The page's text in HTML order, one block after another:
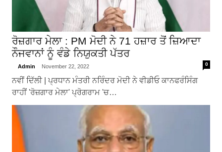
ਰੋਜ਼ਗਾਰ ਮੇਲਾ : PM ਮੋਦੀ ਨੇ 71 ਹਜ਼ਾਰ ਤੋਂ ਜ਼ਿਆਦਾ
ਨੌਜਵਾਨਾਂ ਨੂੰ ਵੰਡੇ ਨਿਯੁਕਤੀ ਪੱਤਰ
Admin November 22, 2022 0
ਨਵੀਂ ਦਿੱਲੀ | ਪ੍ਰਧਾਨ ਮੰਤਰੀ ਨਰਿੰਦਰ ਮੋਦੀ ਨੇ ਵੀਡੀਓ ਕਾਨਫਰੰਸਿੰਗ
ਰਾਹੀਂ 'ਰੋਜ਼ਗਾਰ ਮੇਲਾ' ਪ੍ਰੋਗਰਾਮ 'ਚ…